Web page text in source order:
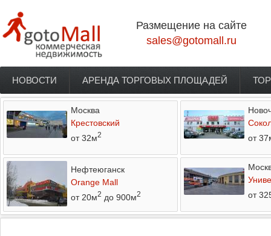
Размещение на сайте
sales@gotomall.ru
Главное меню
НОВОСТИ АРЕНДА ТОРГОВЫХ ПЛОЩАДЕЙ
Москва
Крестовский
от 32м2
от
Нефтеюганск
Orange Mall
от 20м2 до 900м2
от